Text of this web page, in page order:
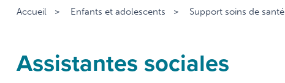
Accueil Enfants et adolescents Support soins de santé
Assistantes sociales